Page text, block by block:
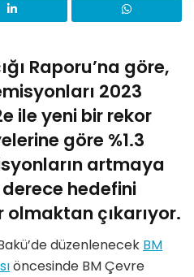
Raporu’na göre,
2023
ile yeni bir rekor
göre %1.3
artmaya
hedefini
çıkarıyor.
düzenlenecek BM
öncesinde BM Çevre